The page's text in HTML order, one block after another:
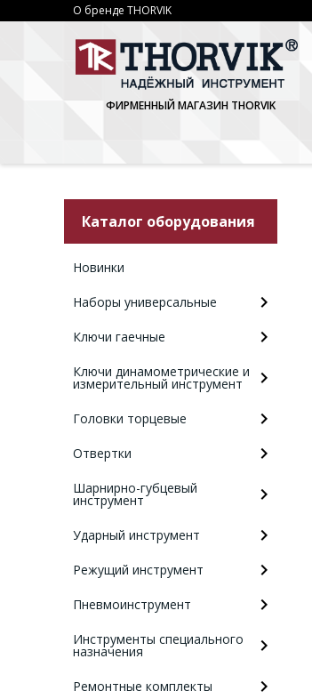
О бренде THORVIK
ФИРМЕННЫЙ МАГАЗИН THORVIK
Каталог оборудования
Новинки
Наборы универсальные
Ключи гаечные
Ключи динамометрические и
измерительный инструмент
Головки торцевые
Отвертки
Шарнирно-губцевый
инструмент
Ударный инструмент
Режущий инструмент
Пневмоинструмент
Инструменты специального
назначения
Ремонтные комплекты